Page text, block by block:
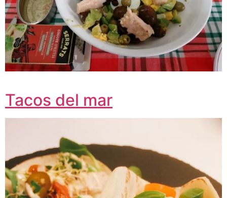
Tacos del mar